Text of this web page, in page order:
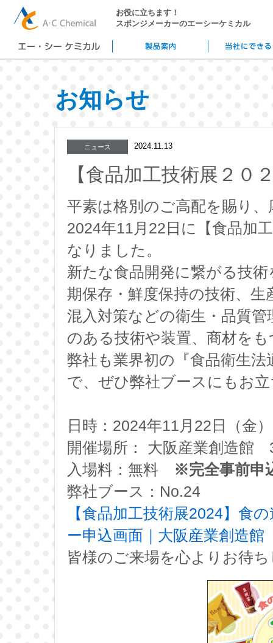
お役に立ちます！
スポンジメーカーのエーシーケミカル
お知らせ
ニュース 2024.11.13
【食品加工技術展２０
平素は格別のご高配を賜り
2024年11月22日に【食品加
なりました。
新たな食品開発に繋がる技
期保存・鮮度保持の技術、
混入対策などの衛生・品質
のある技術や装置、商材を
弊社も業界初の『食品衛生
で、ぜひ弊社ブースにもお
日時：2024年11月22日（
開催場所： 大阪産業創造館
入場料：無料
※完全事前
弊社ブース：No.24
【食品加工技術展2024】食
ー申込画面｜大阪産業創造館
皆様のご来場を心よりお待